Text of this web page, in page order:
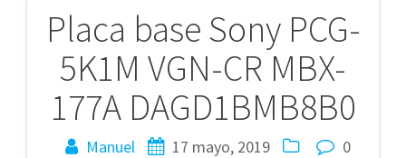
Placa base Sony PCG-
5K1M VGN-CR MBX-
177A DAGD1BMB8B0
Manuel 17 mayo, 2019 0
Navegación
de
entradas